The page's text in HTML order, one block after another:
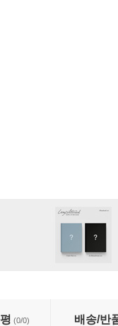
[MD VER.]
(0/0) 배송/반